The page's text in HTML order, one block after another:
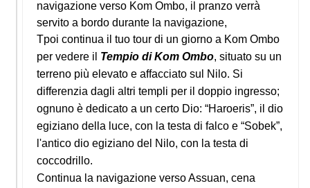
navigazione verso Kom Ombo, il pranzo verrà
servito a bordo durante la navigazione,
Tpoi continua il tuo tour di un giorno a Kom Ombo
per vedere il Tempio di Kom Ombo, situato su un
terreno più elevato e affacciato sul Nilo. Si
differenzia dagli altri templi per il doppio ingresso;
ognuno è dedicato a un certo Dio: “Haroeris”, il dio
egiziano della luce, con la testa di falco e “Sobek”,
l'antico dio egiziano del Nilo, con la testa di
coccodrillo.
Continua la navigazione verso Assuan, cena